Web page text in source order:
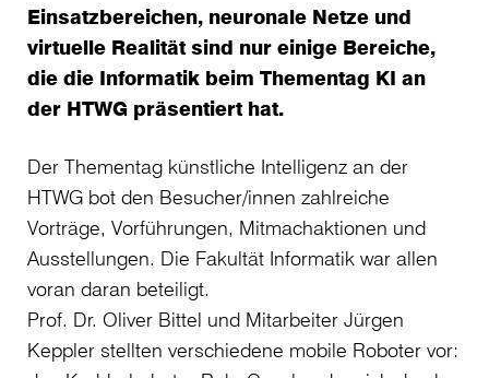
Einsatzbereichen, neuronale Netze und
virtuelle Realität sind nur einige Bereiche,
die die Informatik beim Thementag KI an
der HTWG präsentiert hat.
Der Thementag künstliche Intelligenz an der
HTWG bot den Besucher/innen zahlreiche
Vorträge, Vorführungen, Mitmachaktionen und
Ausstellungen. Die Fakultät Informatik war allen
voran daran beteiligt.
Prof. Dr. Oliver Bittel und Mitarbeiter Jürgen
Keppler stellten verschiedene mobile Roboter vor: